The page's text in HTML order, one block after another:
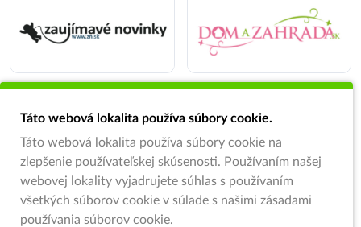
Táto webová lokalita používa súbory cookie.
Táto webová lokalita používa súbory cookie na
zlepšenie používateľskej skúsenosti. Používaním našej
webovej lokality vyjadrujete súhlas s používaním
všetkých súborov cookie v súlade s našimi zásadami
používania súborov cookie.